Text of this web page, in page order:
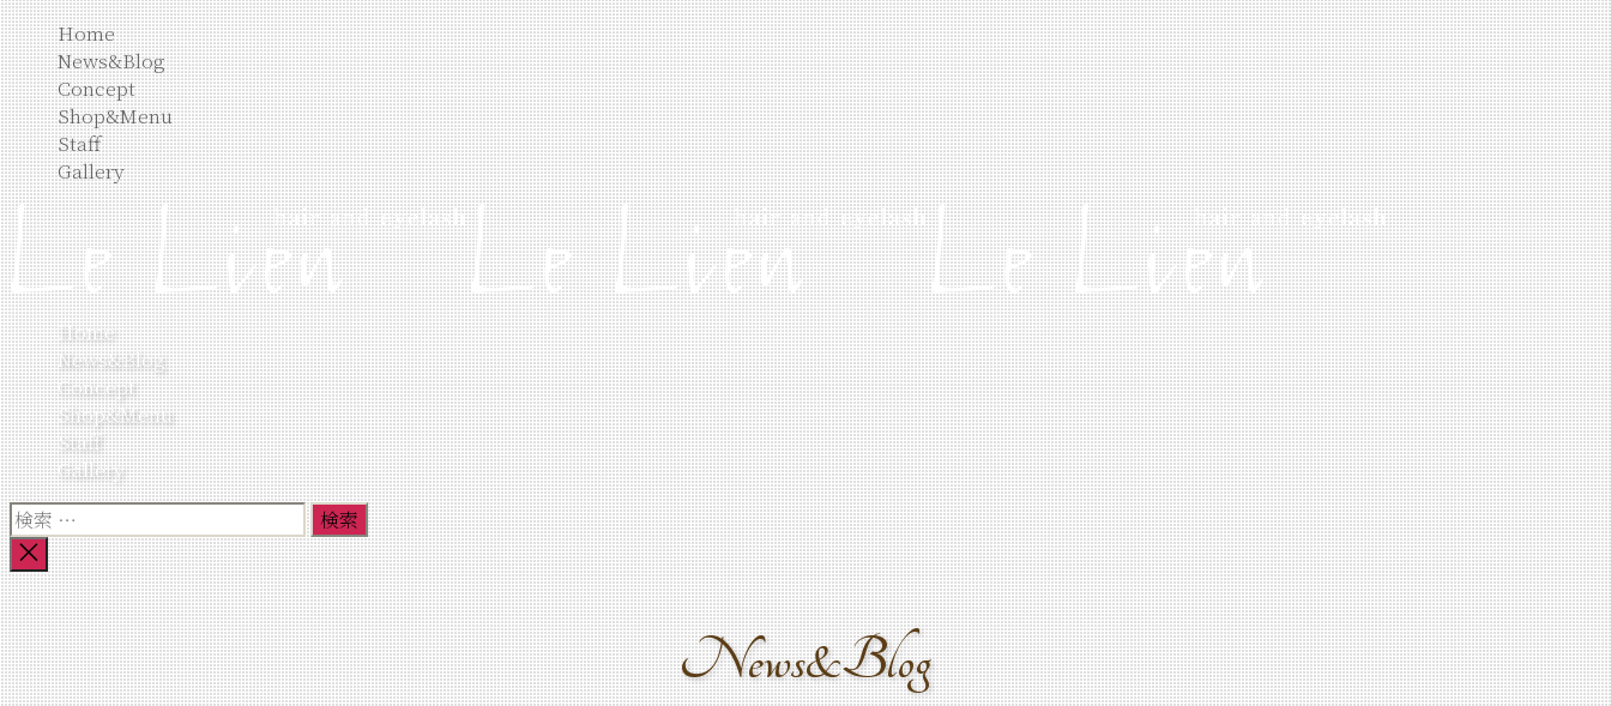
コ
ン
テ
ン
ツ
へ
ス
キ
ッ
プ
Home
News&Blog
Concept
Shop&Menu
Staff
Gallery
Home
News&Blog
Concept
Shop&Menu
Staff
Gallery
検
索
対
象:
検
索
を
閉
じ
る
News&Blog